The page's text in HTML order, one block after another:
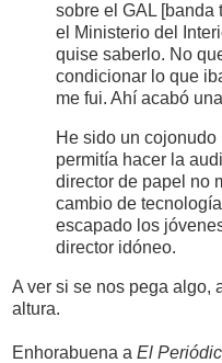
sobre el GAL [banda
el Ministerio del
quise saberlo. No
condicionar lo que
me fui. Ahí acabó
He sido un
permitía hacer la
director de papel no
cambio de
escapado los
director idóneo.
A ver si se nos pega algo,
altura.
Enhorabuena a El